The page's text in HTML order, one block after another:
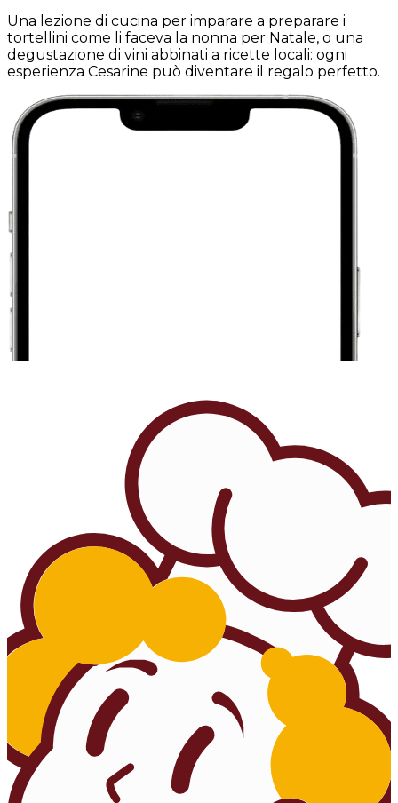
Una lezione di cucina per imparare a preparare i
tortellini come li faceva la nonna per Natale, o una
degustazione di vini abbinati a ricette locali: ogni
esperienza Cesarine può diventare il regalo perfetto.